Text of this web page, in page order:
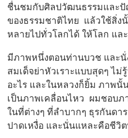
ชื่นชมกับศิลปวัฒนธรรมและ
ของธรรมชาติไทย แล้วใช้สิ่ง
หลายไปทั่วโลกได้ ให้โลก แ
มีภาพหนึ่งตอนท่านบวช และนั่
สมเด็จย่าหัวเราะแบบสุดๆ ไม่
อะไร และในหลวงก็ยิ้ม ภาพนั้
เป็นภาพเคลื่อนไหว ผมชอบภ
ในที่ต่างๆ ที่ลำบากๆ ธุรกันดา
ปาดเหงื่อ และนั่นแหละคือชีวิ